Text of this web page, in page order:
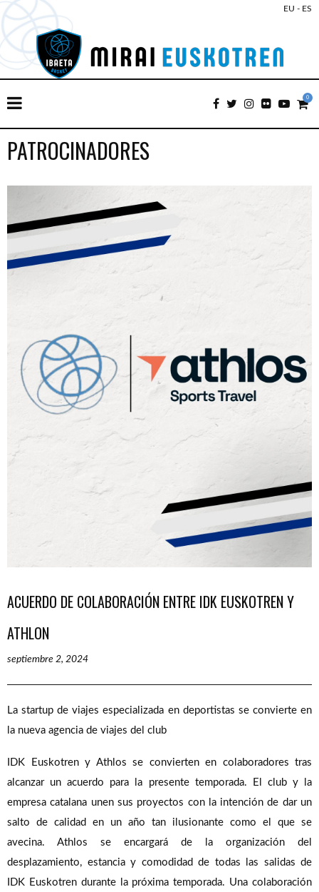
EU - ES
0
PATROCINADORES
ACUERDO DE COLABORACIÓN ENTRE IDK EUSKOTREN Y
ATHLON
septiembre 2, 2024
La startup de viajes especializada en deportistas se convierte en
la nueva agencia de viajes del club
IDK Euskotren y Athlos se convierten en colaboradores tras
alcanzar un acuerdo para la presente temporada. El club y la
empresa catalana unen sus proyectos con la intención de dar un
salto de calidad en un año tan ilusionante como el que se
avecina. Athlos se encargará de la organización del
desplazamiento, estancia y comodidad de todas las salidas de
IDK Euskotren durante la próxima temporada. Una colaboración